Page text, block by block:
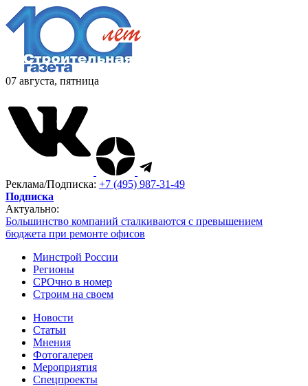
07 августа, пятница
Реклама/Подписка: +7 (495) 987-31-49
Подписка
Актуально:
Большинство компаний сталкиваются с превышением
бюджета при ремонте офисов
Минстрой России
Регионы
СРОчно в номер
Строим на своем
Новости
Статьи
Мнения
Фотогалерея
Мероприятия
Спецпроекты